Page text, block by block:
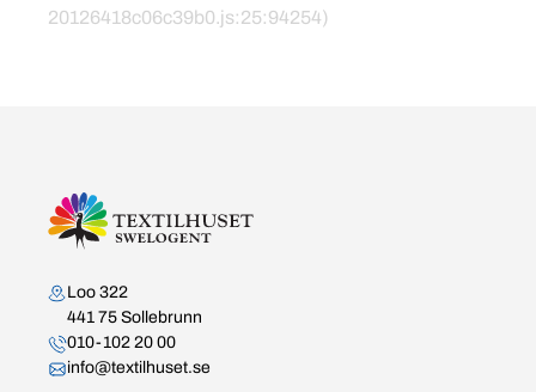
20126418c06c39b0.js:25:94254)
Kontakta oss
Loo 322
441 75 Sollebrunn
010-102 20 00
info@textilhuset.se